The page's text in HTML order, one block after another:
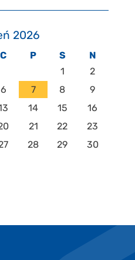
2026
C P S
N
1
2
6 7 8
9
14 15
16
21 22
23
28 29
30